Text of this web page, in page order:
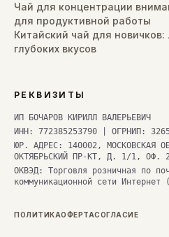
Чай для концентрации
для продуктивной работы
Китайский чай для новичков:
глубоких вкусов
РЕКВИЗИТЫ
ИП БОЧАРОВ КИРИЛЛ ВАЛЕРЬЕВИЧ
ИНН: 772385253790 | ОГРНИП:
ЮР. АДРЕС: 140002, МОСКОВСКАЯ
ОКТЯБРЬСКИЙ ПР-КТ, Д. 1/1, ОФ.
ОКВЭД: Торговля розничная по
коммуникационной сети Интернет
ПОЛИТИКАОФЕРТАСОГЛАСИЕ